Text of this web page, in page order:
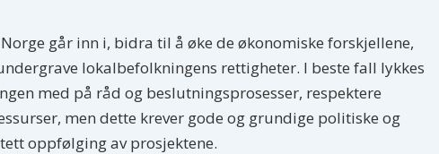
går inn i, bidra til å øke de økonomiske forskjellene,
lokalbefolkningens rettigheter. I beste fall lykkes
med på råd og beslutningsprosesser, respektere
men dette krever gode og grundige politiske og
oppfølging av prosjektene.